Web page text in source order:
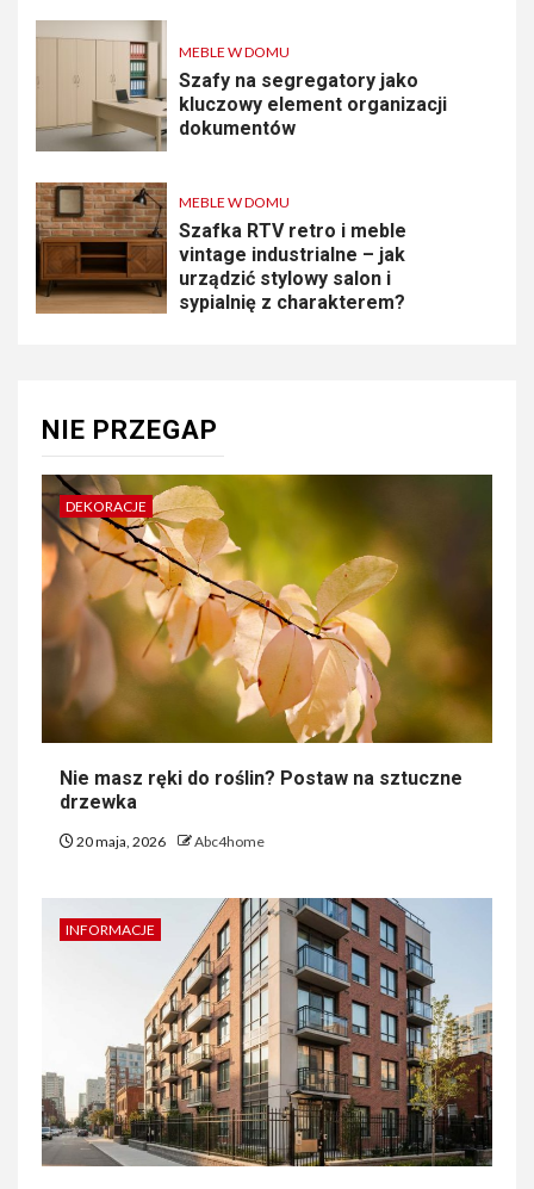
MEBLE W DOMU
Szafy na segregatory jako
kluczowy element organizacji
dokumentów
MEBLE W DOMU
Szafka RTV retro i meble
vintage industrialne – jak
urządzić stylowy salon i
sypialnię z charakterem?
NIE PRZEGAP
DEKORACJE
Nie masz ręki do roślin? Postaw na sztuczne
drzewka
20 maja, 2026 Abc4home
INFORMACJE